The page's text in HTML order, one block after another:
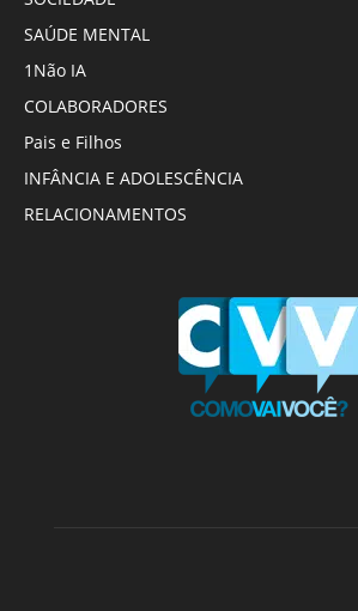
SAÚDE MENTAL
1Não IA
COLABORADORES
Pais e Filhos
INFÂNCIA E ADOLESCÊNCIA
RELACIONAMENTOS